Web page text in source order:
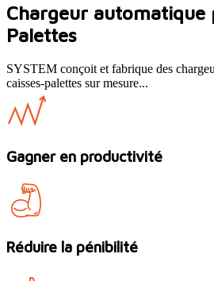
Chargeur automatique
Palettes
SYSTEM conçoit et fabrique des
caisses-palettes sur mesure...
Gagner en productivité
Réduire la pénibilité